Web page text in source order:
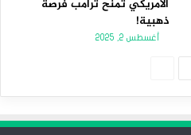
الأمريكي تمنح ترامب فرصة
ذهبية!
أغسطس 2, 2025